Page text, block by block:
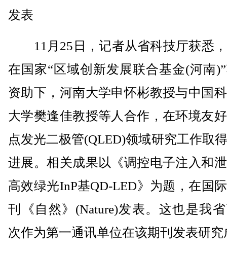
发表
11月25日，记者从省科技厅获悉
在国家“区域创新发展联合基金(河南
资助下，河南大学申怀彬教授与中国
大学樊逢佳教授等人合作，在环境友
点发光二极管(QLED)领域研究工作取
进展。相关成果以《调控电子注入和
高效绿光InP基QD-LED》为题，在国
刊《自然》(Nature)发表。这也是我
次作为第一通讯单位在该期刊发表研究